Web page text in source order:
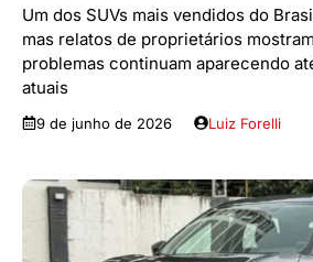
Um dos SUVs mais vendidos do
mas relatos de proprietários
problemas continuam aparecendo
atuais
9 de junho de 2026 Luiz Forelli